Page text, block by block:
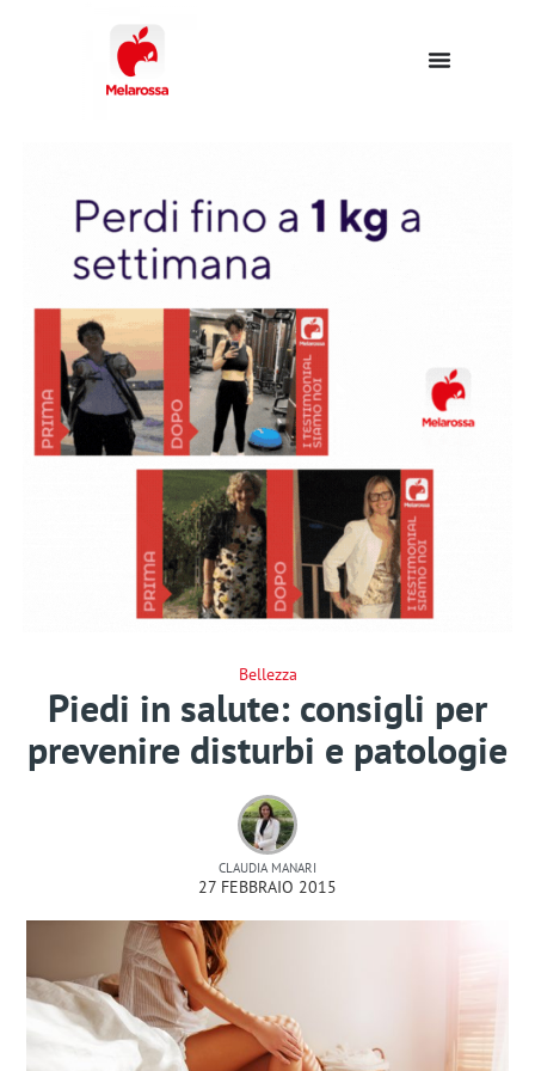
Bellezza
Piedi in salute: consigli per
prevenire disturbi e patologie
CLAUDIA MANARI
27 FEBBRAIO 2015